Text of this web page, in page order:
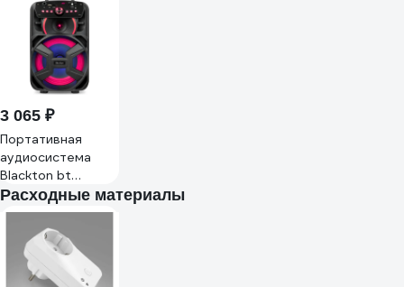
86196944
3 065 ₽
Портативная
аудиосистема
Blackton bt
pbs2110 черная
86196939
Расходные материалы